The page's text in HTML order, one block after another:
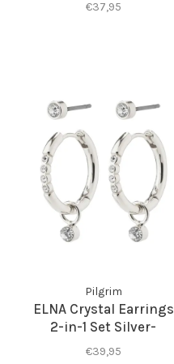
€37,95
Pilgrim
ELNA Crystal Earrings
2-in-1 Set Silver-
Plated
€39,95